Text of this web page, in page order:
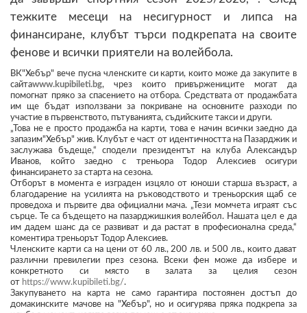
тежките месеци на несигурност и липса на
финансиране, клубът търси подкрепата на своите
фенове и всички приятели на волейбола.
ВК"Хебър" вече пусна членските си карти, които може да закупите в
сайтаwww.kupibileti.bg, чрез които привържениците могат да
помогнат пряко за спасението на отбора. Средствата от продажбата
им ще бъдат използвани за покриване на основните разходи по
участие в първенството, пътуванията, съдийските такси и други.
„Това не е просто продажба на карти, това е начин всички заедно да
запазим"Хебър" жив. Клубът е част от идентичността на Пазарджик и
заслужава бъдеще,“ сподели президентът на клуба Александър
Иванов, който заедно с треньорa Тодор Алексиев осигури
финансирането за старта на сезона.
Отборът в момента е изграден изцяло от юноши старша възраст, а
благодарение на усилията на ръководството и треньорския щаб се
проведоха и първите два официални мача. „Тези момчета играят със
сърце. Те са бъдещето на пазарджишкия волейбол. Нашата цел е да
им дадем шанс да се развиват и да растат в професионална среда,“
коментира треньорът Тодор Алексиев.
Членските карти са на цени от 60 лв., 200 лв. и 500 лв., които дават
различни превилегии през сезона. Всеки фен може да избере и
конкретното си място в залата за целия сезон
от https://www.kupibileti.bg/.
Закупуването на карта не само гарантира постоянен достъп до
домакинските мачове на "Хебър", но и осигурява пряка подкрепа за